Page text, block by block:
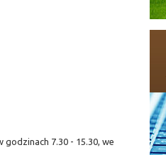
godzinach 7.30 - 15.30, we